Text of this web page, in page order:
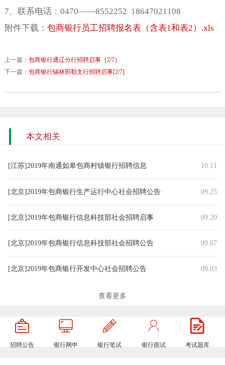
7 、联系电话： 0470——8552252 18647021108
附件下载： 包商银行员工招聘报名表（含表1和表2）.xls
上一篇： 包商银行通辽分行招聘启事［2/7］
下一篇： 包商银行锡林郭勒支行招聘启事[2/7]
本文相关
[江苏]2019年南通如皋包商村镇银行招聘信息 10.11
[北京]2019年包商银行生产运行中心社会招聘公告 09.25
[北京]2019年包商银行信息科技部社会招聘启事 09.20
[北京]2019年包商银行信息科技部社会招聘公告 09.07
[北京]2019年包商银行开发中心社会招聘公告 09.03
[北京]2019包商银行包商研究所社会招聘公告
[北京]2019年包商银行信息安全中心社会招聘公告 04.29
[北京]2019年包商银行包商研究所社会招聘公告 03.22
查看更多
招聘公告 银行网申 银行笔试 银行面试 考试题库